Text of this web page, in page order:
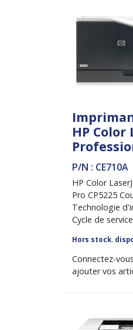
HP Color
P/N : CE710A
HP Color
Pro CP5225
Technologie
Cycle de
Hors stock.
Connectez-
ajouter vos